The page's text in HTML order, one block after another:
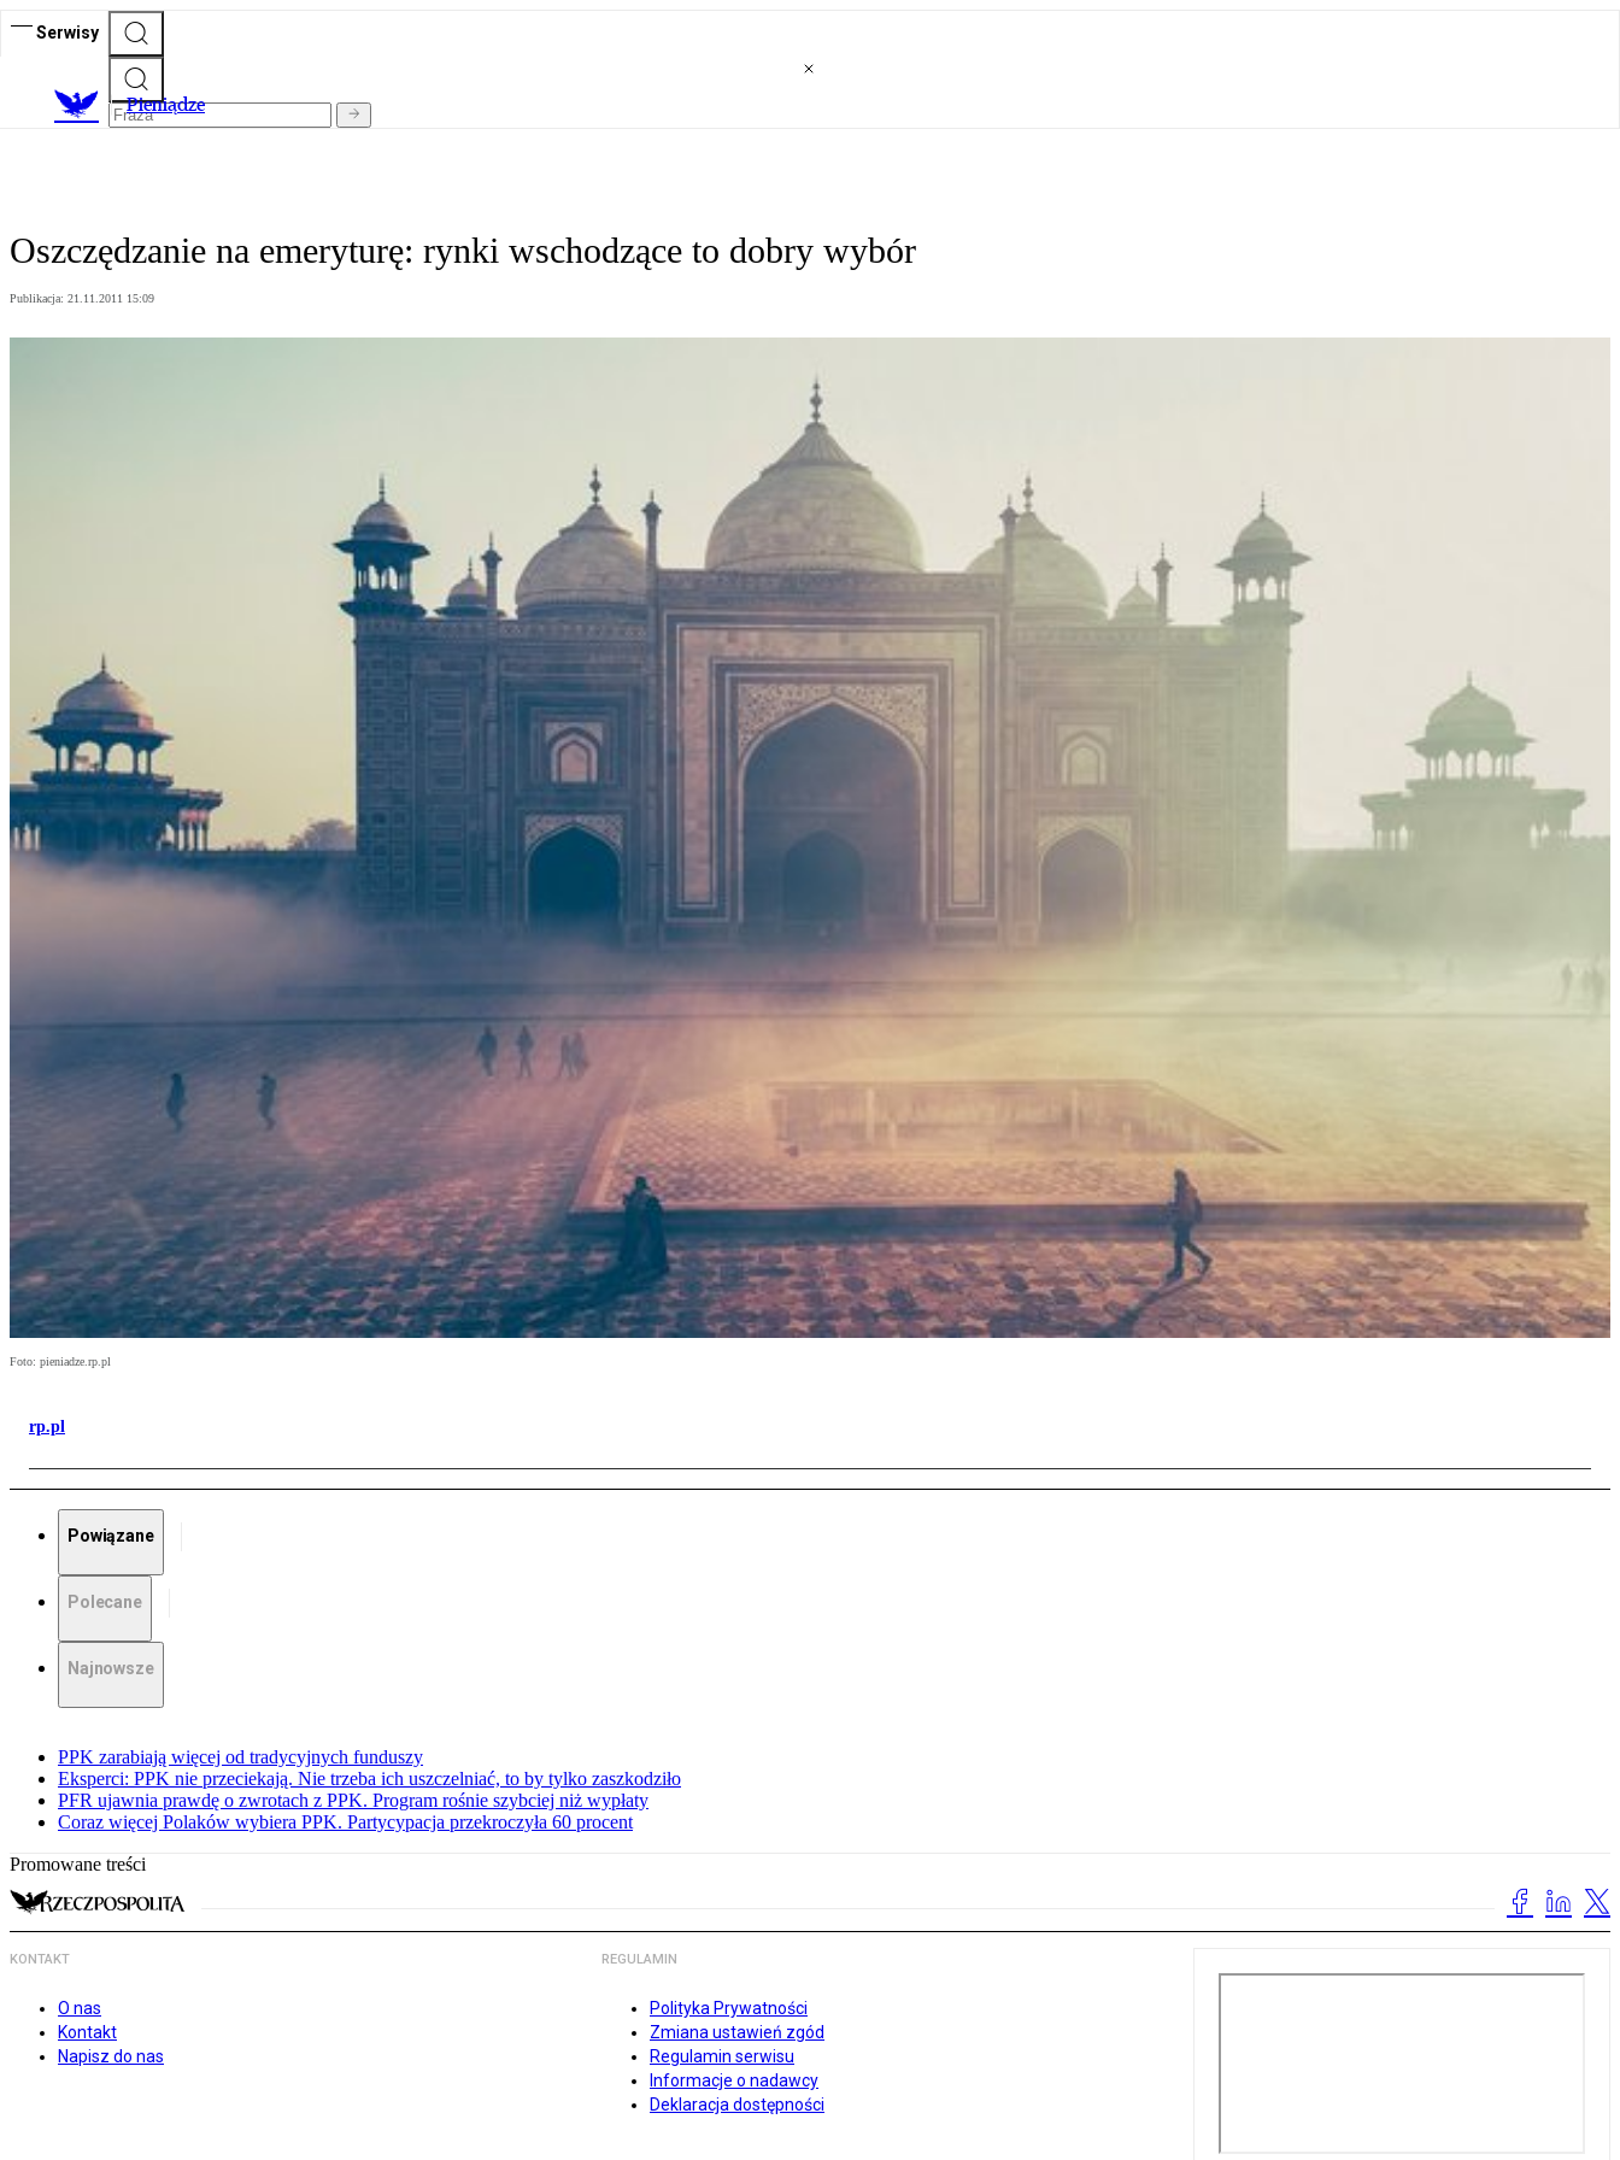
Serwisy
Pieniądze
Oszczędzanie na emeryturę: rynki wschodzące to dobry wybór
Publikacja: 21.11.2011 15:09
Foto: pieniadze.rp.pl
rp.pl
Powiązane
Polecane
Najnowsze
PPK zarabiają więcej od tradycyjnych funduszy
Eksperci: PPK nie przeciekają. Nie trzeba ich uszczelniać, to by tylko zaszkodziło
PFR ujawnia prawdę o zwrotach z PPK. Program rośnie szybciej niż wypłaty
Coraz więcej Polaków wybiera PPK. Partycypacja przekroczyła 60 procent
Promowane treści
KONTAKT
O nas
Kontakt
Napisz do nas
REGULAMIN
Polityka Prywatności
Zmiana ustawień zgód
Regulamin serwisu
Informacje o nadawcy
Deklaracja dostępności